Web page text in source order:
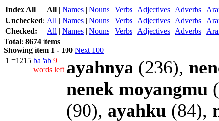
Index All All | Names | Nouns | Verbs | Adjectives | Adverbs |
Unchecked: All | Names | Nouns | Verbs | Adjectives | Adverbs |
Checked:
All | Names | Nouns | Verbs | Adjectives | Adverbs |
Total: 8674 items
Showing item 1 - 100 Next 100
1 =1215 ba 'ab 9
words left ayahnya (236),
nenek moyangmu
(90), ayahku (84),